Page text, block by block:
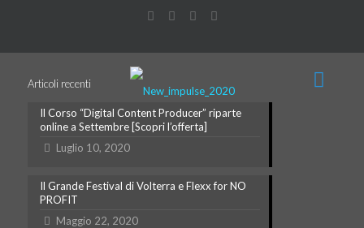
Articoli recenti
Il Corso “Digital Content Producer” riparte
online a Settembre [Scopri l’offerta]
Luglio 10, 2020
Il Grande Festival di Volterra e Flexx for NO
PROFIT
Maggio 22, 2020